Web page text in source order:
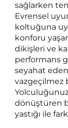
sağlarken
Evrensel
koltuğuna
konforu
dikişleri ve
performans
seyahat
vazgeçilmez
dönüştüren
yastığı ile